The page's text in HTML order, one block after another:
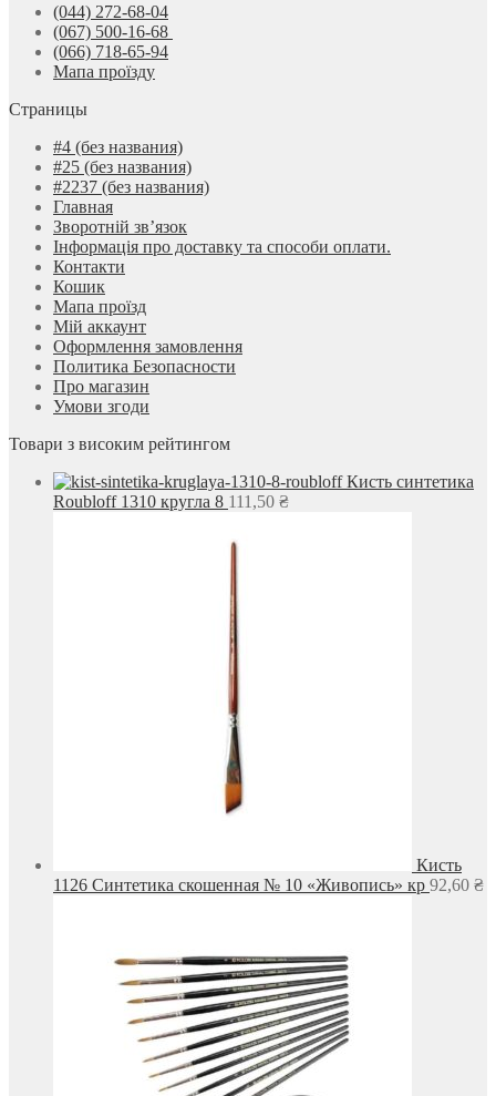
(044) 272-68-04
(067) 500-16-68
(066) 718-65-94
Мапа проїзду
Страницы
#4 (без названия)
#25 (без названия)
#2237 (без названия)
Главная
Зворотній зв’язок
Інформація про доставку та способи оплати.
Контакти
Кошик
Мапа проїзд
Мій аккаунт
Оформлення замовлення
Политика Безопасности
Про магазин
Умови згоди
Товари з високим рейтингом
Кисть синтетика
Roubloff 1310 кругла 8 111,50 ₴
Кисть
1126 Синтетика скошенная № 10 «Живопись» кр 92,60 ₴